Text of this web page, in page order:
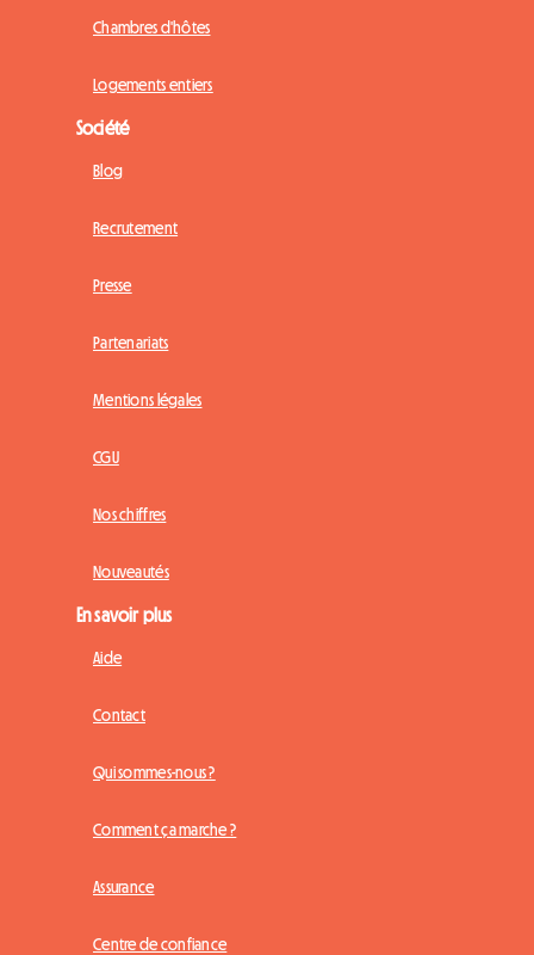
Chambres d'hôtes
Logements entiers
Société
Blog
Recrutement
Presse
Partenariats
Mentions légales
CGU
Nos chiffres
Nouveautés
En savoir plus
Aide
Contact
Qui sommes-nous ?
Comment ça marche ?
Assurance
Centre de confiance